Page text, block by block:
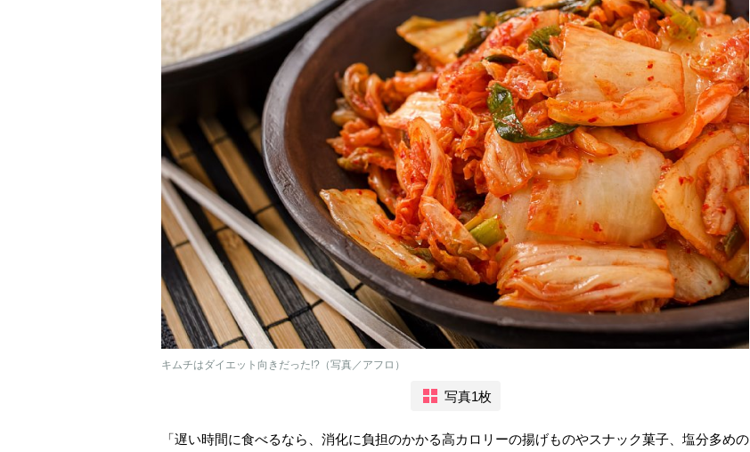
キムチはダイエット向きだった!?（写真／アフロ）
写真1枚
「遅い時間に食べるなら、消化に負担のかかる高カロリーの揚げものやスナック菓子、塩分多めの